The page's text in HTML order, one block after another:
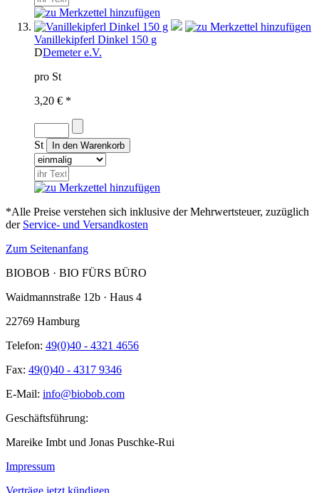
Vanillekipferl Dinkel 150 g
DDemeter e.V.
pro St
3,20 € *
St
*Alle Preise verstehen sich inklusive der Mehrwertsteuer, zuzüglich
der Service- und Versandkosten
Zum Seitenanfang
BIOBOB · BIO FÜRS BÜRO
Waidmannstraße 12b · Haus 4
22769 Hamburg
Telefon: 49(0)40 - 4321 4656
Fax: 49(0)40 - 4317 9346
E-Mail: info@biobob.com
Geschäftsführung:
Mareike Imbt und Jonas Puschke-Rui
Impressum